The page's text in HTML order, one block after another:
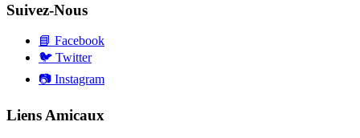
Suivez-Nous
📘 Facebook
🐦 Twitter
📷 Instagram
Liens Amicaux